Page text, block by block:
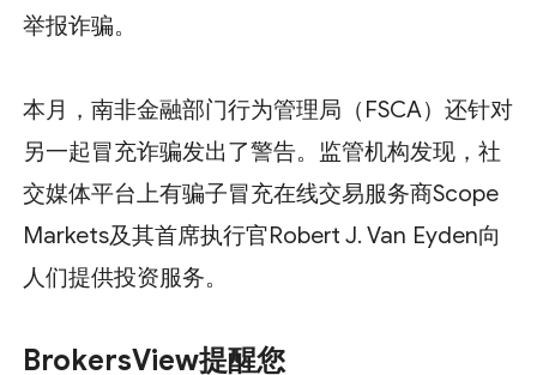
举报诈骗。
本月，南非金融部门行为管理局（FSCA）还针对
另一起冒充诈骗发出了警告。监管机构发现，社
交媒体平台上有骗子冒充在线交易服务商Scope
Markets及其首席执行官Robert J. Van Eyden向
人们提供投资服务。
BrokersView提醒您